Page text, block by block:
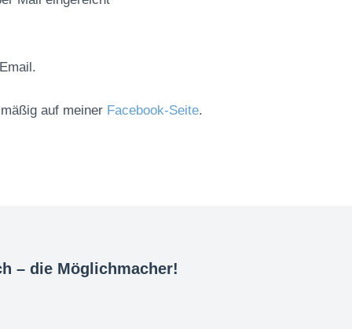
auf meiner Facebook-Seite.
– die Möglichmacher!